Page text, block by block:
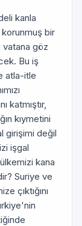
kanla
bir
vatana göz
Bu iş
atla-itle
katmıştır,
kıymetini
girişimi değil
işgal
kana
Suriye ve
çıktığını